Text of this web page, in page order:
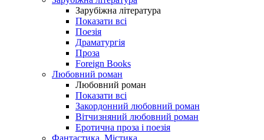
Зарубіжна література
Показати всі
Поезія
Драматургія
Проза
Foreign Books
Любовний роман
Любовний роман
Показати всі
Закордонний любовний роман
Вітчизняний любовний роман
Еротична проза і поезія
Фантастика. Містика